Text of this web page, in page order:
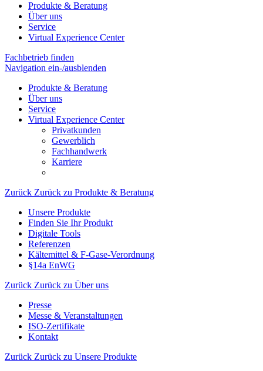
Produkte & Beratung
Über uns
Service
Virtual Experience Center
Fachbetrieb finden
Navigation ein-/ausblenden
Produkte & Beratung
Über uns
Service
Virtual Experience Center
Privatkunden
Gewerblich
Fachhandwerk
Karriere
Zurück Zurück zu Produkte & Beratung
Unsere Produkte
Finden Sie Ihr Produkt
Digitale Tools
Referenzen
Kältemittel & F-Gase-Verordnung
§14a EnWG
Zurück Zurück zu Über uns
Presse
Messe & Veranstaltungen
ISO-Zertifikate
Kontakt
Zurück Zurück zu Unsere Produkte